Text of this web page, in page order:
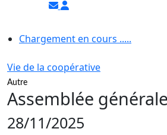
Chargement en cours .....
Vie de la coopérative
Autre
Assemblée
28/11/2025